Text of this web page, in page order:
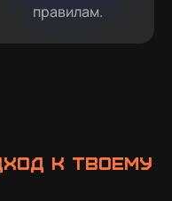
правилам.
к твоему